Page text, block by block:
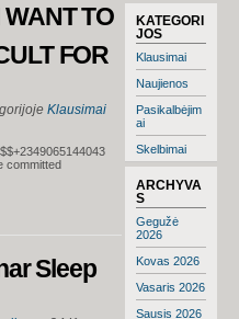
KATEGORI
JOS
Klausimai
Naujienos
Pasikalbėjim
ai
Skelbimai
ARCHYVA
S
Gegužė
2026
Kovas 2026
Vasaris 2026
Sausis 2026
TO
FOR
Klausimai
committed
Sleep